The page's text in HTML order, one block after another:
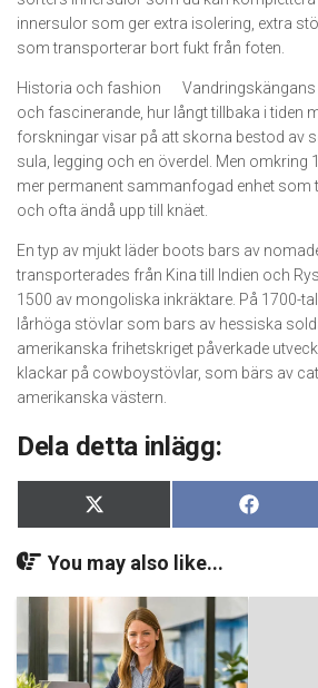
innersulor som ger extra isolering, extra
som transporterar bort fukt från foten.
Historia och fashion Vandringskängans
och fascinerande, hur långt tillbaka i tiden
forskningar visar på att skorna bestod av
sula, legging och en överdel. Men omkring
mer permanent sammanfogad enhet som
och ofta ändå upp till knäet.
En typ av mjukt läder boots bars av
transporterades från Kina till Indien och
1500 av mongoliska inkräktare. På 1700-
lårhöga stövlar som bars av hessiska
amerikanska frihetskriget påverkade
klackar på cowboystövlar, som bärs av
amerikanska västern.
Dela detta inlägg:
Dela
på
X
(Twitter)
Dela
på
Facebook
You may also like...